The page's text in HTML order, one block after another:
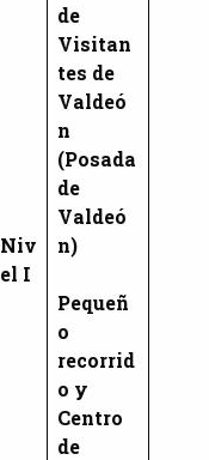
Niv
el I
de
Visitan
tes de
Valdeó
n
(Posada
de
Valdeó
n)
Pequeñ
o
recorrid
o y
Centro
de